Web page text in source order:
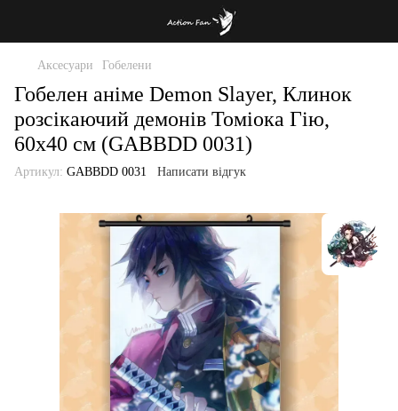
Аксесуари Гобелени
Гобелен аніме Demon Slayer, Клинок
розсікаючий демонів Томіока Гію,
60х40 см (GABBDD 0031)
Артикул: GABBDD 0031 Написати відгук